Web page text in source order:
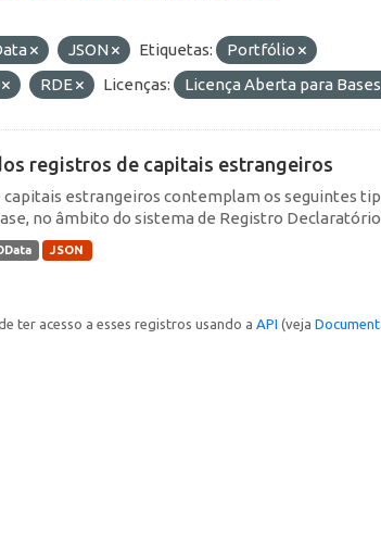
JSON Etiquetas:
Portfólio
RDE Licenças: Licença Aberta para
registros de capitais estrangeiros
capitais estrangeiros contemplam os seguintes
no âmbito do sistema de Registro
JSON
ter acesso a esses registros usando a API (veja